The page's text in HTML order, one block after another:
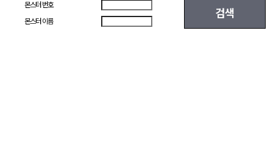
몬스터 번호
검색
몬스터 이름